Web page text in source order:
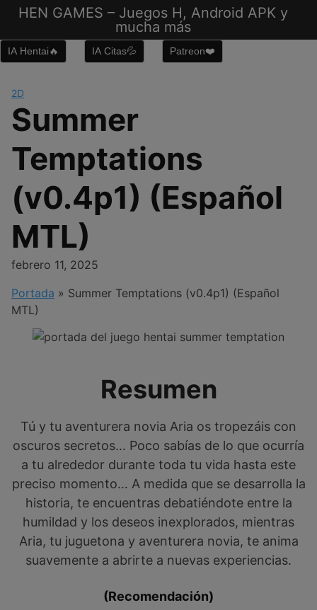
Saltar
contenido
HEN GAMES – Juegos H, Android APK y
mucha más
IA Hentai🔥 IA Citas💦 Patreon❤️
2D
Summer
Temptations
(v0.4p1) (Español
MTL)
febrero 11, 2025
Portada » Summer Temptations (v0.4p1) (Español
MTL)
Resumen
Tú y tu aventurera novia Aria os tropezáis con
oscuros secretos… Poco sabías de lo que ocurría
a tu alrededor durante toda tu vida hasta este
preciso momento… A medida que se desarrolla la
historia, te encuentras debatiéndote entre la
humildad y los deseos inexplorados, mientras
Aria, tu juguetona y aventurera novia, te anima
suavemente a abrirte a nuevas experiencias.
(Recomendación)